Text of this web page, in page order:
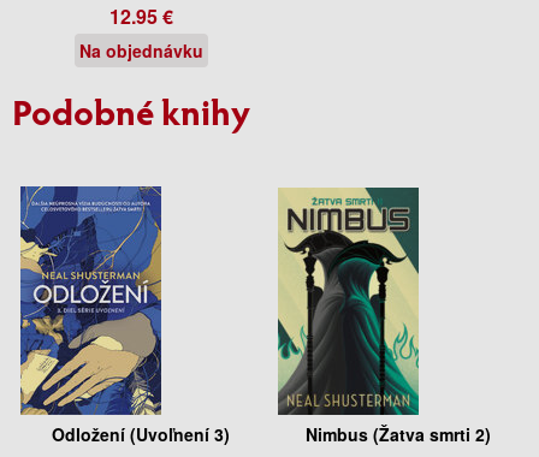
12.95 €
Na objednávku
Podobné knihy
Odložení (Uvoľnení 3) Nimbus (Žatva smrti 2)